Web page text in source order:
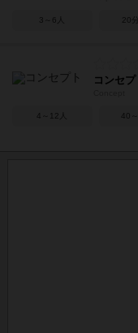
3～6人 20
コンセプ
4～12人 40